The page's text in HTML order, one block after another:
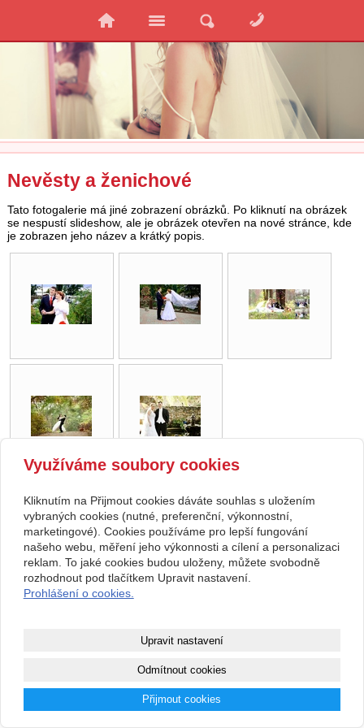
Nevěsty a ženichové
Tato fotogalerie má jiné zobrazení obrázků. Po kliknutí na obrázek
se nespustí slideshow, ale je obrázek otevřen na nové stránce, kde
je zobrazen jeho název a krátký popis.
zpět
Kontakt
Svatební studio Forever
Nekonečná 1024, 123 00
+420 123 456 789
info@ssforever.cz
webové stránky
Mapa webu |Zobrazit klasickou verzi
Využíváme soubory cookies
Kliknutím na Přijmout cookies dáváte souhlas s uložením
vybraných cookies (nutné, preferenční, výkonnostní,
marketingové). Cookies používáme pro lepší fungování
našeho webu, měření jeho výkonnosti a cílení a personalizaci
reklam. To jaké cookies budou uloženy, můžete svobodně
rozhodnout pod tlačítkem Upravit nastavení.
Prohlášení o cookies.
Upravit nastavení
Odmítnout cookies
Přijmout cookies